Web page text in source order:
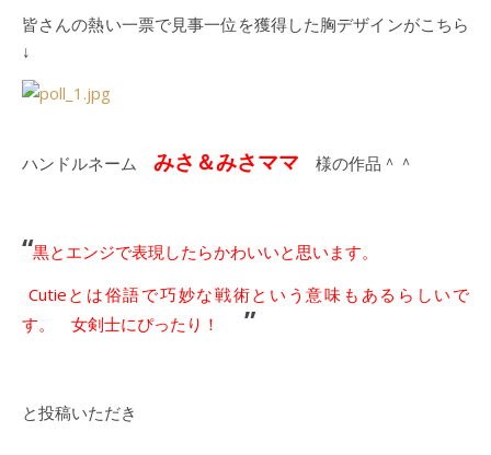
皆さんの熱い一票で見事一位を獲得した胸デザインがこちら
↓
ハンドルネーム みさ＆みさママ 様の作品＾＾
“黒とエンジで表現したらかわいいと思います。
Cutieとは俗語で巧妙な戦術という意味もあるらしいで
す。 女剣士にぴったり！
”
と投稿いただき